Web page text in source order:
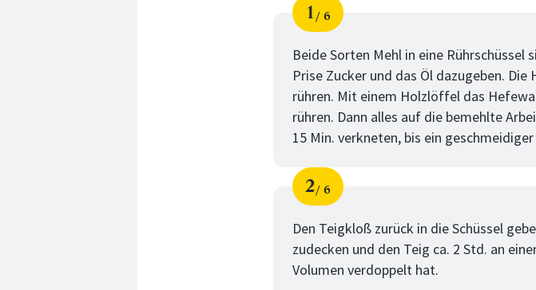
Schritt
1
von
6
Beide Sorten Mehl in eine Rührschüssel
Prise Zucker und das Öl dazugeben.
rühren. Mit einem Holzlöffel das
rühren. Dann alles auf die bemehlte
15 Min. verkneten, bis ein
Schritt
2
von
6
Den Teigkloß zurück in die Schüssel
zudecken und den Teig ca. 2 Std. an
Volumen verdoppelt hat.